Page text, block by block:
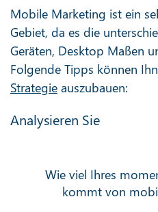
Mobile Marketing ist ein
Gebiet, da es die
Geräten, Desktop Maßen
Folgende Tipps können
Strategie auszubauen:
Analysieren Sie
Wie viel Ihres
kommt von